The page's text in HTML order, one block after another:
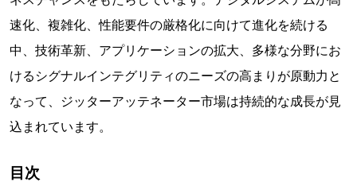
速化、複雑化、性能要件の厳格化に向けて進化を続ける
中、技術革新、アプリケーションの拡大、多様な分野にお
けるシグナルインテグリティのニーズの高まりが原動力と
なって、ジッターアッテネーター市場は持続的な成長が見
込まれています。
目次